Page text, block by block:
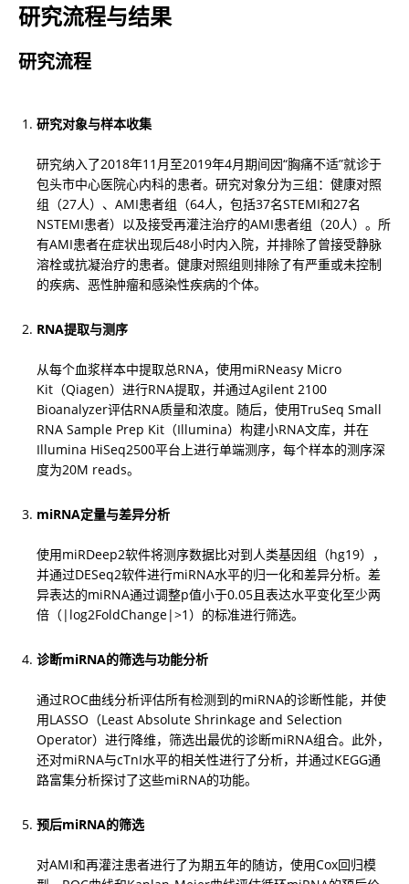
研究流程与结果
研究流程
研究对象与样本收集
研究纳入了2018年11月至2019年4月期间因“胸痛不适”就诊于
包头市中心医院心内科的患者。研究对象分为三组：健康对照
组（27人）、AMI患者组（64人，包括37名STEMI和27名
NSTEMI患者）以及接受再灌注治疗的AMI患者组（20人）。所
有AMI患者在症状出现后48小时内入院，并排除了曾接受静脉
溶栓或抗凝治疗的患者。健康对照组则排除了有严重或未控制
的疾病、恶性肿瘤和感染性疾病的个体。
RNA提取与测序
从每个血浆样本中提取总RNA，使用miRNeasy Micro
Kit（Qiagen）进行RNA提取，并通过Agilent 2100
Bioanalyzer评估RNA质量和浓度。随后，使用TruSeq Small
RNA Sample Prep Kit（Illumina）构建小RNA文库，并在
Illumina HiSeq2500平台上进行单端测序，每个样本的测序深
度为20M reads。
miRNA定量与差异分析
使用miRDeep2软件将测序数据比对到人类基因组（hg19），
并通过DESeq2软件进行miRNA水平的归一化和差异分析。差
异表达的miRNA通过调整p值小于0.05且表达水平变化至少两
倍（|log2FoldChange|>1）的标准进行筛选。
诊断miRNA的筛选与功能分析
通过ROC曲线分析评估所有检测到的miRNA的诊断性能，并使
用LASSO（Least Absolute Shrinkage and Selection
Operator）进行降维，筛选出最优的诊断miRNA组合。此外，
还对miRNA与cTnI水平的相关性进行了分析，并通过KEGG通
路富集分析探讨了这些miRNA的功能。
预后miRNA的筛选
对AMI和再灌注患者进行了为期五年的随访，使用Cox回归模